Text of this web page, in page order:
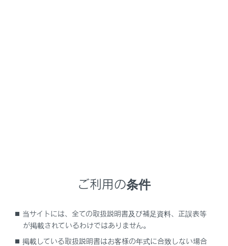
面がすべりやすくなったりするので、慎重に走行して
雨の降りはじめは路面がよりすべりやすいため、慎重
ご利用の条件
当サイトには、全ての取扱説明書及び補足資料、正誤表等
が掲載されているわけではありません。
掲載している取扱説明書はお客様の年式に合致しない場合